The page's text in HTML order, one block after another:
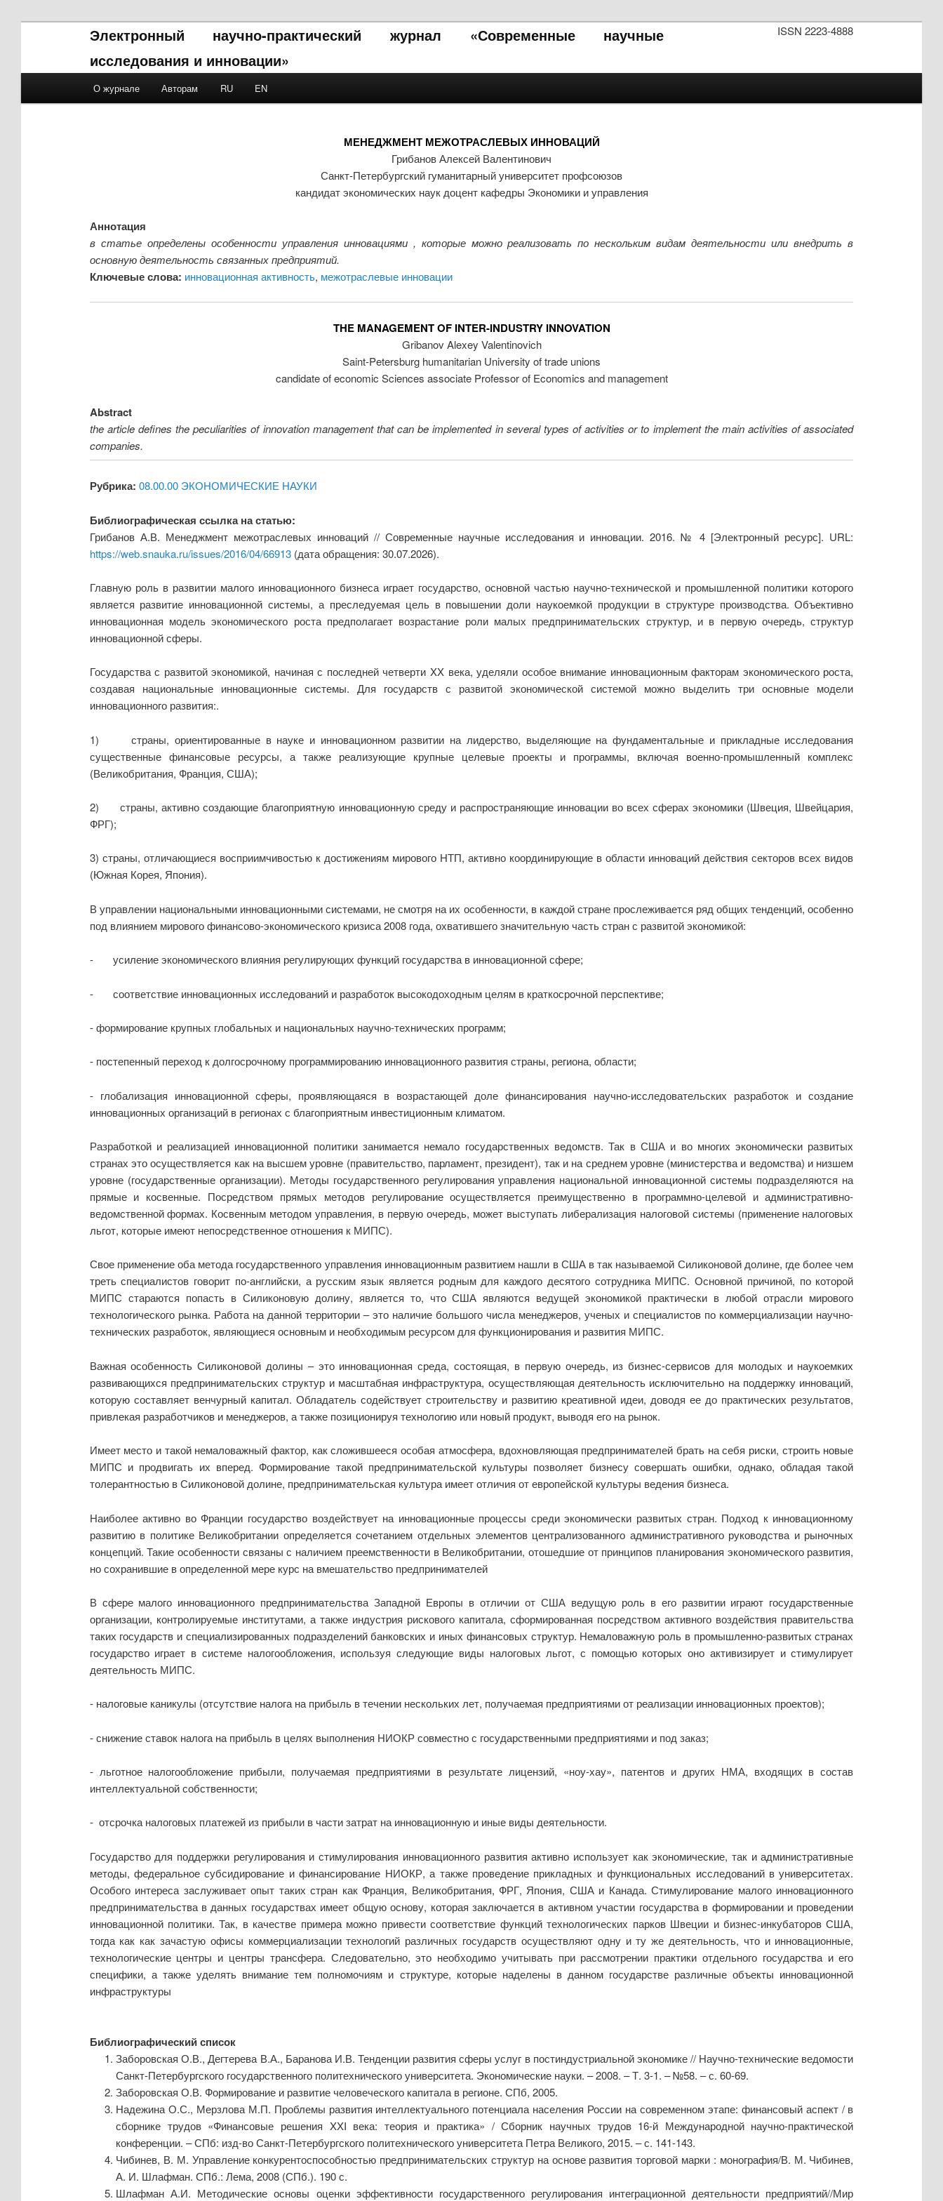
ISSN 2223-4888
Электронный научно-практический журнал «Современные научные
исследования и инновации»
Skip to primary content
Skip to secondary content
О журнале Авторам RU EN
МЕНЕДЖМЕНТ МЕЖОТРАСЛЕВЫХ ИННОВАЦИЙ
Грибанов Алексей Валентинович
Санкт-Петербургский гуманитарный университет профсоюзов
кандидат экономических наук доцент кафедры Экономики и управления
Аннотация
в статье определены особенности управления инновациями , которые можно реализовать по нескольким видам деятельности или внедрить в
основную деятельность связанных предприятий.
Ключевые слова: инновационная активность, межотраслевые инновации
THE MANAGEMENT OF INTER-INDUSTRY INNOVATION
Gribanov Alexey Valentinovich
Saint-Petersburg humanitarian University of trade unions
candidate of economic Sciences associate Professor of Economics and management
Abstract
the article defines the peculiarities of innovation management that can be implemented in several types of activities or to implement the main activities of associated
companies.
Рубрика: 08.00.00 ЭКОНОМИЧЕСКИЕ НАУКИ
Библиографическая ссылка на статью:
Грибанов А.В. Менеджмент межотраслевых инноваций // Современные научные исследования и инновации. 2016. № 4 [Электронный ресурс]. URL:
https://web.snauka.ru/issues/2016/04/66913(дата обращения: 30.07.2026).
Главную роль в развитии малого инновационного бизнеса играет государство, основной частью научно-технической и промышленной политики которого
является развитие инновационной системы, а преследуемая цель в повышении доли наукоемкой продукции в структуре производства. Объективно
инновационная модель экономического роста предполагает возрастание роли малых предпринимательских структур, и в первую очередь, структур
инновационной сферы.
Государства с развитой экономикой, начиная с последней четверти XX века, уделяли особое внимание инновационным факторам экономического роста,
создавая национальные инновационные системы. Для государств с развитой экономической системой можно выделить три основные модели
инновационного развития:.
1) страны, ориентированные в науке и инновационном развитии на лидерство, выделяющие на фундаментальные и прикладные исследования
существенные финансовые ресурсы, а также реализующие крупные целевые проекты и программы, включая военно-промышленный комплекс
(Великобритания, Франция, США);
2) страны, активно создающие благоприятную инновационную среду и распространяющие инновации во всех сферах экономики (Швеция, Швейцария,
ФРГ);
3) страны, отличающиеся восприимчивостью к достижениям мирового НТП, активно координирующие в области инноваций действия секторов всех видов
(Южная Корея, Япония).
В управлении национальными инновационными системами, не смотря на их особенности, в каждой стране прослеживается ряд общих тенденций, особенно
под влиянием мирового финансово-экономического кризиса 2008 года, охватившего значительную часть стран с развитой экономикой:
- усиление экономического влияния регулирующих функций государства в инновационной сфере;
- соответствие инновационных исследований и разработок высокодоходным целям в краткосрочной перспективе;
- формирование крупных глобальных и национальных научно-технических программ;
- постепенный переход к долгосрочному программированию инновационного развития страны, региона, области;
- глобализация инновационной сферы, проявляющаяся в возрастающей доле финансирования научно-исследовательских разработок и создание
инновационных организаций в регионах с благоприятным инвестиционным климатом.
Разработкой и реализацией инновационной политики занимается немало государственных ведомств. Так в США и во многих экономически развитых
странах это осуществляется как на высшем уровне (правительство, парламент, президент), так и на среднем уровне (министерства и ведомства) и низшем
уровне (государственные организации). Методы государственного регулирования управления национальной инновационной системы подразделяются на
прямые и косвенные. Посредством прямых методов регулирование осуществляется преимущественно в программно-целевой и административно-
ведомственной формах. Косвенным методом управления, в первую очередь, может выступать либерализация налоговой системы (применение налоговых
льгот, которые имеют непосредственное отношения к МИПС).
Свое применение оба метода государственного управления инновационным развитием нашли в США в так называемой Силиконовой долине, где более чем
треть специалистов говорит по-английски, а русским язык является родным для каждого десятого сотрудника МИПС. Основной причиной, по которой
МИПС стараются попасть в Силиконовую долину, является то, что США являются ведущей экономикой практически в любой отрасли мирового
технологического рынка. Работа на данной территории – это наличие большого числа менеджеров, ученых и специалистов по коммерциализации научно-
технических разработок, являющиеся основным и необходимым ресурсом для функционирования и развития МИПС.
Важная особенность Силиконовой долины – это инновационная среда, состоящая, в первую очередь, из бизнес-сервисов для молодых и наукоемких
развивающихся предпринимательских структур и масштабная инфраструктура, осуществляющая деятельность исключительно на поддержку инноваций,
которую составляет венчурный капитал. Обладатель содействует строительству и развитию креативной идеи, доводя ее до практических результатов,
привлекая разработчиков и менеджеров, а также позиционируя технологию или новый продукт, выводя его на рынок.
Имеет место и такой немаловажный фактор, как сложившееся особая атмосфера, вдохновляющая предпринимателей брать на себя риски, строить новые
МИПС и продвигать их вперед. Формирование такой предпринимательской культуры позволяет бизнесу совершать ошибки, однако, обладая такой
толерантностью в Силиконовой долине, предпринимательская культура имеет отличия от европейской культуры ведения бизнеса.
Наиболее активно во Франции государство воздействует на инновационные процессы среди экономически развитых стран. Подход к инновационному
развитию в политике Великобритании определяется сочетанием отдельных элементов централизованного административного руководства и рыночных
концепций. Такие особенности связаны с наличием преемственности в Великобритании, отошедшие от принципов планирования экономического развития,
но сохранившие в определенной мере курс на вмешательство предпринимателей
В сфере малого инновационного предпринимательства Западной Европы в отличии от США ведущую роль в его развитии играют государственные
организации, контролируемые институтами, а также индустрия рискового капитала, сформированная посредством активного воздействия правительства
таких государств и специализированных подразделений банковских и иных финансовых структур. Немаловажную роль в промышленно-развитых странах
государство играет в системе налогообложения, используя следующие виды налоговых льгот, с помощью которых оно активизирует и стимулирует
деятельность МИПС.
- налоговые каникулы (отсутствие налога на прибыль в течении нескольких лет, получаемая предприятиями от реализации инновационных проектов);
- снижение ставок налога на прибыль в целях выполнения НИОКР совместно с государственными предприятиями и под заказ;
- льготное налогообложение прибыли, получаемая предприятиями в результате лицензий, «ноу-хау», патентов и других НМА, входящих в состав
интеллектуальной собственности;
- отсрочка налоговых платежей из прибыли в части затрат на инновационную и иные виды деятельности.
Государство для поддержки регулирования и стимулирования инновационного развития активно использует как экономические, так и административные
методы, федеральное субсидирование и финансирование НИОКР, а также проведение прикладных и функциональных исследований в университетах.
Особого интереса заслуживает опыт таких стран как Франция, Великобритания, ФРГ, Япония, США и Канада. Стимулирование малого инновационного
предпринимательства в данных государствах имеет общую основу, которая заключается в активном участии государства в формировании и проведении
инновационной политики. Так, в качестве примера можно привести соответствие функций технологических парков Швеции и бизнес-инкубаторов США,
тогда как как зачастую офисы коммерциализации технологий различных государств осуществляют одну и ту же деятельность, что и инновационные,
технологические центры и центры трансфера. Следовательно, это необходимо учитывать при рассмотрении практики отдельного государства и его
специфики, а также уделять внимание тем полномочиям и структуре, которые наделены в данном государстве различные объекты инновационной
инфраструктуры
Библиографический список
Заборовская О.В., Дегтерева В.А., Баранова И.В. Тенденции развития сферы услуг в постиндустриальной экономике // Научно-технические ведомости
Санкт-Петербургского государственного политехнического университета. Экономические науки. – 2008. – Т. 3-1. – №58. – с. 60-69.
Заборовская О.В. Формирование и развитие человеческого капитала в регионе. СПб, 2005.
Надежина О.С., Мерзлова М.П. Проблемы развития интеллектуального потенциала населения России на современном этапе: финансовый аспект / в
сборнике трудов «Финансовые решения XXI века: теория и практика» / Сборник научных трудов 16-й Международной научно-практической
конференции. – СПб: изд-во Санкт-Петербургского политехнического университета Петра Великого, 2015. – с. 141-143.
Чибинев, В. М. Управление конкурентоспособностью предпринимательских структур на основе развития торговой марки : монография/В. М. Чибинев,
А. И. Шлафман. СПб.: Лема, 2008 (СПб.). 190 с.
Шлафман А.И. Методические основы оценки эффективности государственного регулирования интеграционной деятельности предприятий//Мир